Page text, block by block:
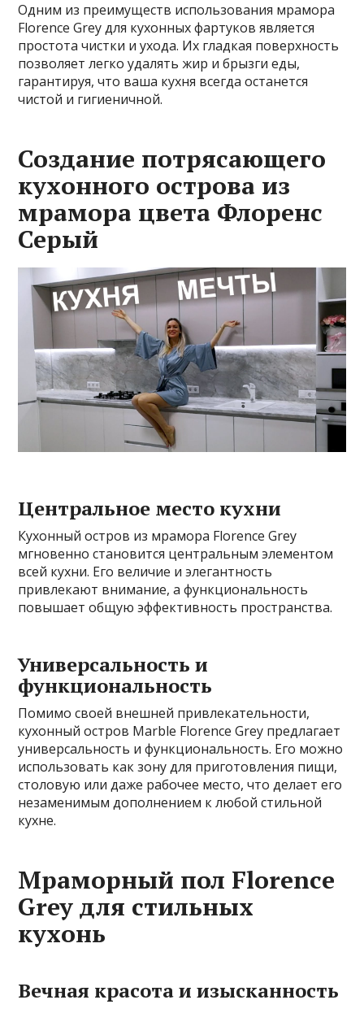
Одним из преимуществ использования мрамора
Florence Grey для кухонных фартуков является
простота чистки и ухода. Их гладкая поверхность
позволяет легко удалять жир и брызги еды,
гарантируя, что ваша кухня всегда останется
чистой и гигиеничной.
Создание потрясающего
кухонного острова из
мрамора цвета Флоренс
Серый
Центральное место кухни
Кухонный остров из мрамора Florence Grey
мгновенно становится центральным элементом
всей кухни. Его величие и элегантность
привлекают внимание, а функциональность
повышает общую эффективность пространства.
Универсальность и
функциональность
Помимо своей внешней привлекательности,
кухонный остров Marble Florence Grey предлагает
универсальность и функциональность. Его можно
использовать как зону для приготовления пищи,
столовую или даже рабочее место, что делает его
незаменимым дополнением к любой стильной
кухне.
Мраморный пол Florence
Grey для стильных
кухонь
Вечная красота и изысканность